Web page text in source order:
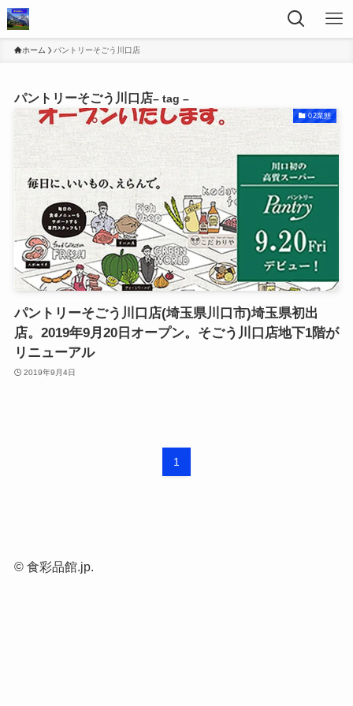
ホーム パントリーそごう川口店
パントリーそごう川口店– tag –
02業態
パントリーそごう川口店(埼玉県川口市)埼玉県初出
店。2019年9月20日オープン。そごう川口店地下1階が
リニューアル
2019年9月4日
1
©食彩品館.jp.